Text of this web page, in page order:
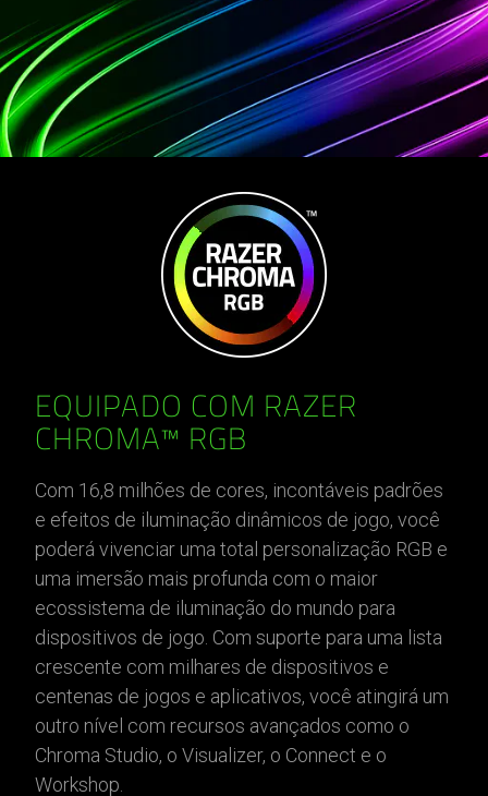
EQUIPADO COM RAZER
CHROMA™ RGB
Com 16,8 milhões de cores, incontáveis padrões
e efeitos de iluminação dinâmicos de jogo, você
poderá vivenciar uma total personalização RGB e
uma imersão mais profunda com o maior
ecossistema de iluminação do mundo para
dispositivos de jogo. Com suporte para uma lista
crescente com milhares de dispositivos e
centenas de jogos e aplicativos, você atingirá um
outro nível com recursos avançados como o
Chroma Studio, o Visualizer, o Connect e o
Workshop.